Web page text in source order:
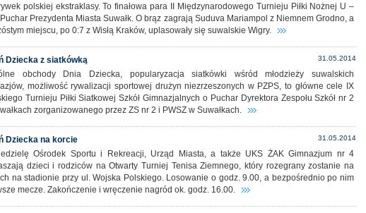
polskiej ekstraklasy. To finałowa para II Międzynarodowego Turnieju Piłki Nożnej U –
Prezydenta Miasta Suwałk. O brąz zagrają Suduva Mariampol z Niemnem Grodno, a
miejscu, po 0:7 z Wisłą Kraków, uplasowały się suwalskie Wigry.
31.05.2014
Dziecka z siatkówką
obchody Dnia Dziecka, popularyzacja siatkówki wśród młodzieży suwalskich
możliwość rywalizacji sportowej drużyn niezrzeszonych w PZPS, to główne cele IX
Turnieju Piłki Siatkowej Szkół Gimnazjalnych o Puchar Dyrektora Zespołu Szkół nr 2
zorganizowanego przez ZS nr 2 i PWSZ w Suwałkach.
31.05.2014
Dziecka na korcie
Ośrodek Sportu i Rekreacji, Urząd Miasta, a także UKS ŻAK Gimnazjum nr 4
dzieci i rodziców na Otwarty Turniej Tenisa Ziemnego, który rozegrany zostanie na
na stadionie przy ul. Wojska Polskiego. Losowanie o godz. 9.00, a bezpośrednio po nim
mecze. Zakończenie i wręczenie nagród ok. godz. 16.00.